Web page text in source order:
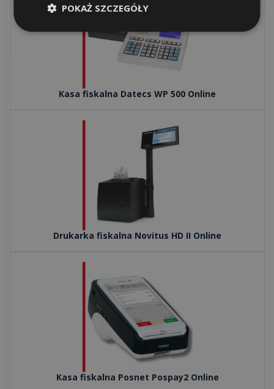
wszystkie
Kasa fiskalna Datecs WP 500 Online
Drukarka fiskalna Novitus HD II Online
Kasa fiskalna Posnet Pospay2 Online
POKAŻ SZCZEGÓŁY